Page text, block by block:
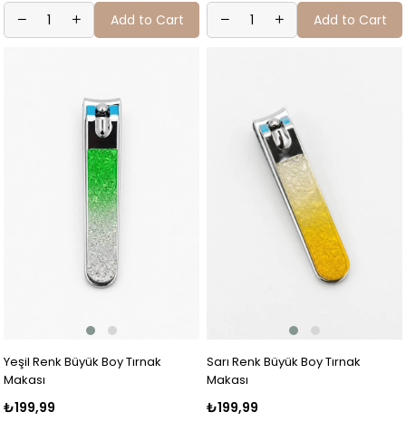
Add to Cart Add to Cart
Yeşil Renk Büyük Boy Tırnak
Makası
₺199,99
Sarı Renk Büyük Boy Tırnak
Makası
₺199,99